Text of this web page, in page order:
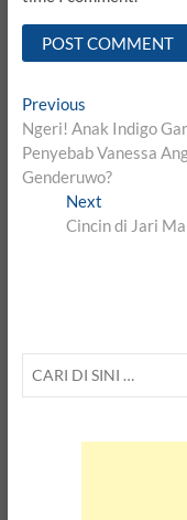
Post
navigation
PreviousPrevious
post:
Ngeri! Anak Indigo
Penyebab Vanessa
Genderuwo?
Next
post:
Cincin di Jari